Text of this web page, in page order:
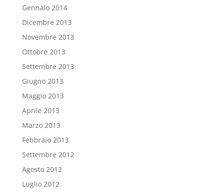
Gennaio 2014
Dicembre 2013
Novembre 2013
Ottobre 2013
Settembre 2013
Giugno 2013
Maggio 2013
Aprile 2013
Marzo 2013
Febbraio 2013
Settembre 2012
Agosto 2012
Luglio 2012